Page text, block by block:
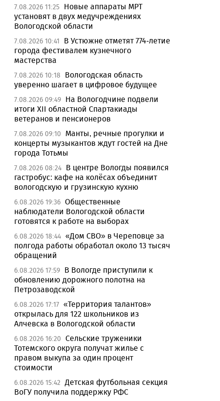
7.08.2026 11:25 Новые аппараты МРТ
установят в двух медучреждениях
Вологодской области
7.08.2026 10:41
В Устюжне отметят 774-летие
города фестивалем кузнечного
мастерства
7.08.2026 10:18
Вологодская область
уверенно шагает в цифровое будущее
7.08.2026 09:49 На Вологодчине подвели
итоги XII областной Спартакиады
ветеранов и пенсионеров
7.08.2026 09:10
Манты, речные прогулки и
концерты музыкантов ждут гостей на Дне
города Тотьмы
7.08.2026 08:24 В центре Вологды появился
гастробус: кафе на колёсах объединит
вологодскую и грузинскую кухню
6.08.2026 19:36 Общественные
наблюдатели Вологодской области
готовятся к работе на выборах
6.08.2026 18:44 «Дом СВО» в Череповце за
полгода работы обработал около 13 тысяч
обращений
6.08.2026 17:59 В Вологде приступили к
обновлению дорожного полотна на
Петрозаводской
6.08.2026 17:17 «Территория талантов»
открылась для 122 школьников из
Алчевска в Вологодской области
6.08.2026 16:20 Сельские труженики
Тотемского округа получат жилье с
правом выкупа за один процент
стоимости
6.08.2026 15:42 Детская футбольная секция
ВоГУ получила поддержку РФС